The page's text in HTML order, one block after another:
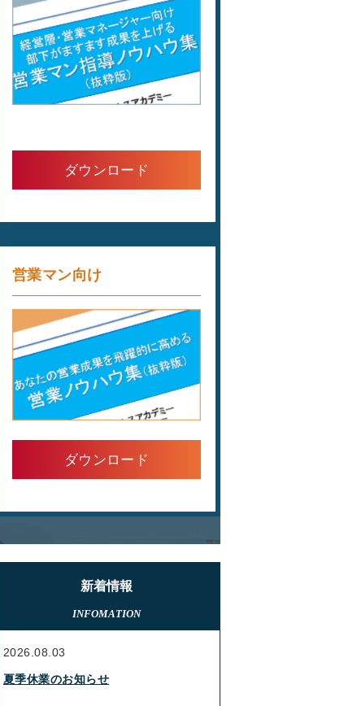
ダウンロード
営業マン向け
ダウンロード
新着情報
INFOMATION
夏季休業のお知らせ
2026.08.03